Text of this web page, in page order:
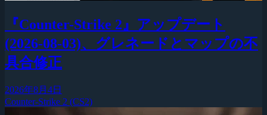
『Counter-Strike 2』アップデート
(2026-08-03)、グレネードとマップの不
具合修正
2026年8月4日
Counter-Strike 2 (CS2)